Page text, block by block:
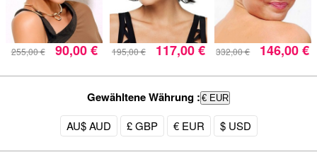
255,00 € 90,00 € 195,00 € 117,00 € 332,00 € 146,00 €
Gewähltene Währung : € EUR
AU$ AUD £ GBP € EUR $ USD